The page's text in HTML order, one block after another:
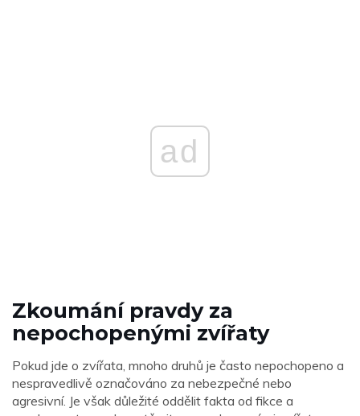
ad
Zkoumání pravdy za
nepochopenými zvířaty
Pokud jde o zvířata, mnoho druhů je často nepochopeno a
nespravedlivě označováno za nebezpečné nebo
agresivní. Je však důležité oddělit fakta od fikce a